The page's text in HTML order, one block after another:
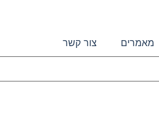
מאמרים צור קשר